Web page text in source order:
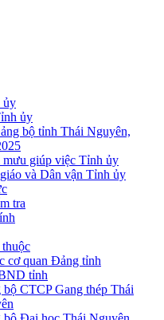
ủy
ủy
bộ tỉnh Thái Nguyên,
mưu giúp việc Tỉnh ủy
và Dân vận Tỉnh ủy
tra
cơ quan Đảng tỉnh
tỉnh
CTCP Gang thép Thái